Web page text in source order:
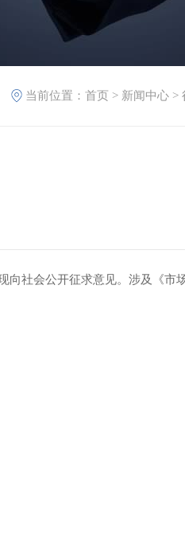
当前位置： 首页 > 新闻中心 >
向社会公开征求意见。涉及《市